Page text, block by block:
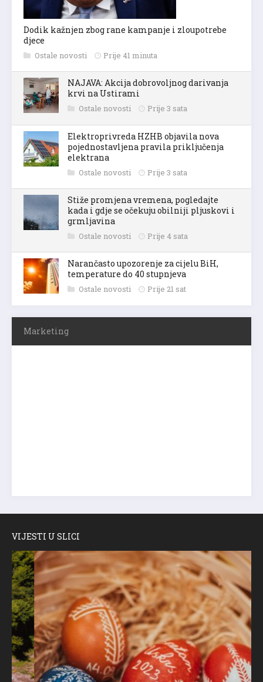
Dodik kažnjen zbog rane kampanje i zloupotrebe
djece
Ostale novosti Prije 41 minuta
NAJAVA: Akcija dobrovoljnog darivanja
krvi na Ustirami
Ostale novosti Prije 3 sata
Elektroprivreda HZHB objavila nova
pojednostavljena pravila priključenja
elektrana
Ostale novosti Prije 3 sata
Stiže promjena vremena, pogledajte
kada i gdje se očekuju obilniji pljuskovi i
grmljavina
Ostale novosti Prije 4 sata
Narančasto upozorenje za cijelu BiH,
temperature do 40 stupnjeva
Ostale novosti Prije 21 sat
Marketing
VIJESTI U SLICI